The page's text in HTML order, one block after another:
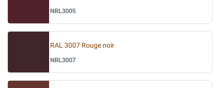
NRL3005
RAL 3007 Rouge noir
NRL3007